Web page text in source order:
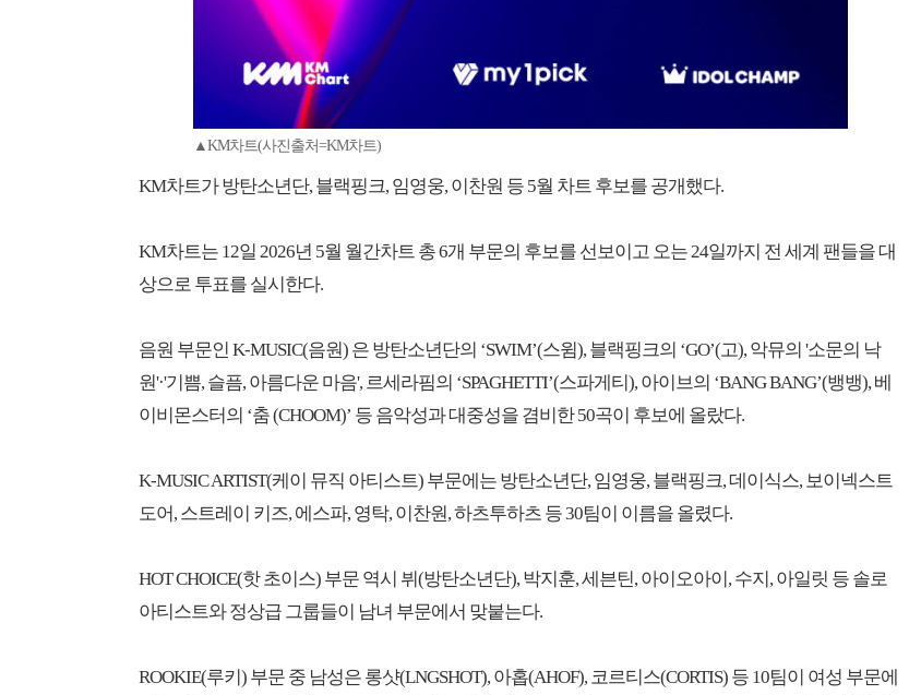
▲KM차트(사진출처=KM차트)
KM차트가 방탄소년단, 블랙핑크, 임영웅, 이찬원 등 5월 차트 후보를 공개했다.
KM차트는 12일 2026년 5월 월간차트 총 6개 부문의 후보를 선보이고 오는 24일까지 전 세계 팬들을 대
상으로 투표를 실시한다.
음원 부문인 K-MUSIC(음원) 은 방탄소년단의 ‘SWIM’(스윔), 블랙핑크의 ‘GO’(고), 악뮤의 '소문의 낙
원'·'기쁨, 슬픔, 아름다운 마음', 르세라핌의 ‘SPAGHETTI’(스파게티), 아이브의 ‘BANG BANG’(뱅뱅), 베
이비몬스터의 ‘춤 (CHOOM)’ 등 음악성과 대중성을 겸비한 50곡이 후보에 올랐다.
K-MUSIC ARTIST(케이 뮤직 아티스트) 부문에는 방탄소년단, 임영웅, 블랙핑크, 데이식스, 보이넥스트
도어, 스트레이 키즈, 에스파, 영탁, 이찬원, 하츠투하츠 등 30팀이 이름을 올렸다.
HOT CHOICE(핫 초이스) 부문 역시 뷔(방탄소년단), 박지훈, 세븐틴, 아이오아이, 수지, 아일릿 등 솔로
아티스트와 정상급 그룹들이 남녀 부문에서 맞붙는다.
ROOKIE(루키) 부문 중 남성은 롱샷(LNGSHOT), 아홉(AHOF), 코르티스(CORTIS) 등 10팀이 여성 부문에